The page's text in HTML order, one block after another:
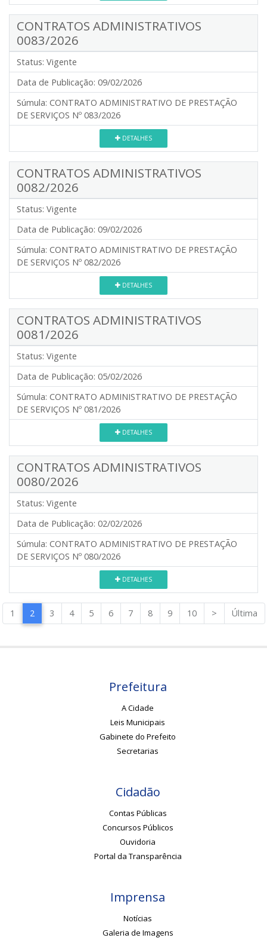
CONTRATOS ADMINISTRATIVOS
0083/2026
Status: Vigente
Data de Publicação: 09/02/2026
Súmula: CONTRATO ADMINISTRATIVO DE PRESTAÇÃO
DE SERVIÇOS Nº 083/2026
DETALHES
CONTRATOS ADMINISTRATIVOS
0082/2026
Status: Vigente
Data de Publicação: 09/02/2026
Súmula: CONTRATO ADMINISTRATIVO DE PRESTAÇÃO
DE SERVIÇOS Nº 082/2026
DETALHES
CONTRATOS ADMINISTRATIVOS
0081/2026
Status: Vigente
Data de Publicação: 05/02/2026
Súmula: CONTRATO ADMINISTRATIVO DE PRESTAÇÃO
DE SERVIÇOS Nº 081/2026
DETALHES
CONTRATOS ADMINISTRATIVOS
0080/2026
Status: Vigente
Data de Publicação: 02/02/2026
Súmula: CONTRATO ADMINISTRATIVO DE PRESTAÇÃO
DE SERVIÇOS Nº 080/2026
DETALHES
1 2 3 4 5 6 7 8 9 10 > Última
Prefeitura
A Cidade
Leis Municipais
Gabinete do Prefeito
Secretarias
Cidadão
Contas Públicas
Concursos Públicos
Ouvidoria
Portal da Transparência
Imprensa
Notícias
Galeria de Imagens